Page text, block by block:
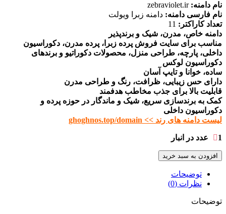
نام دامنه: zebraviolet.ir
نام فارسی دامنه: دامنه زبرا ویولت
تعداد کاراکتر:
دامنه خاص، مدرن، شیک و برندپذیر
مناسب برای سایت فروش پرده زبرا، پرده مدرن، دکوراسیون
داخلی، پارچه، طراحی منزل، محصولات دکوراتیو و برندهای
دکوراسیون لوکس
ساده، خوانا و تایپ آسان
دارای حس زیبایی، ظرافت، رنگ و طراحی مدرن
قابلیت بالا برای جذب مخاطب هدفمند
کمک به برندسازی سریع، شیک و ماندگار در حوزه پرده و
دکوراسیون داخلی
لیست دامنه های رند >> ghoghnos.top/domain
1 عدد در انبار
افزودن به سبد خرید
توضیحات
نظرات (0)
توضیحات